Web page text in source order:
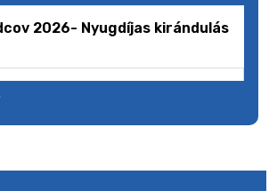
2026- Nyugdíjas kirándulás